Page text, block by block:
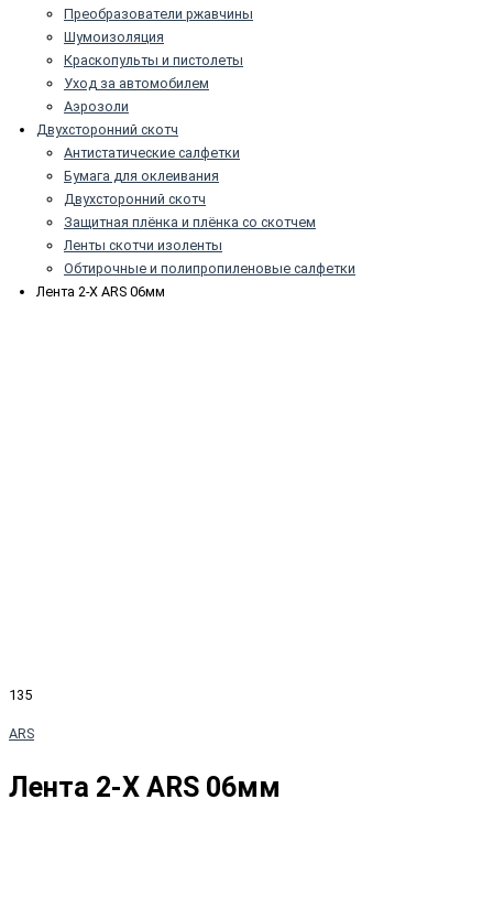
Преобразователи ржавчины
Шумоизоляция
Краскопульты и пистолеты
Уход за автомобилем
Аэрозоли
Двухсторонний скотч
Антистатические салфетки
Бумага для оклеивания
Двухсторонний скотч
Защитная плёнка и плёнка со скотчем
Ленты скотчи изоленты
Обтирочные и полипропиленовые салфетки
Лента 2-X ARS 06мм
135
ARS
Лента 2-X ARS 06мм